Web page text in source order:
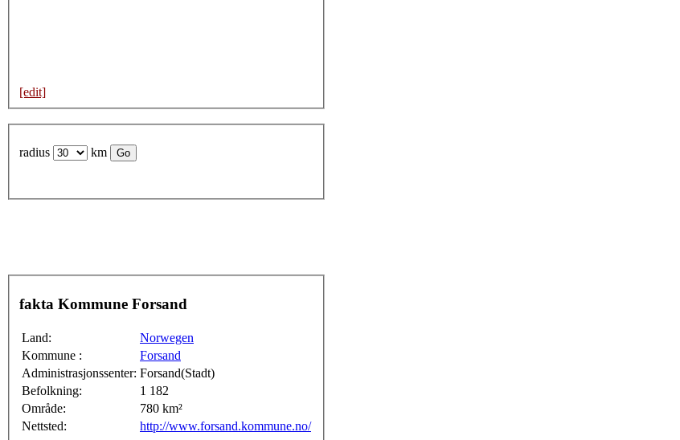
[edit]
radius km
fakta Kommune Forsand
Land:
Norwegen
Kommune :
Forsand
Administrasjonssenter: Forsand(Stadt)
Befolkning:
1 182
Område:
780 km²
Nettsted:
http://www.forsand.kommune.no/